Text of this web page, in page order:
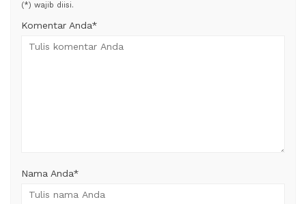
(*) wajib diisi.
Komentar Anda*
Nama Anda*